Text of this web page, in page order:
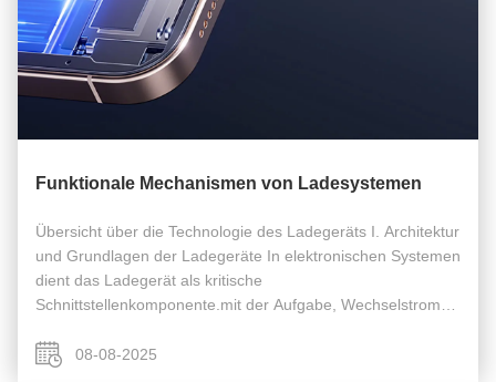
Funktionale Mechanismen von Ladesystemen
Übersicht über die Technologie des Ladegeräts I. Architektur
und Grundlagen der Ladegeräte In elektronischen Systemen
dient das Ladegerät als kritische
Schnittstellenkomponente.mit der Aufgabe, Wechselstrom
umwandeln, der den Spezifikationen des ...
08-08-2025